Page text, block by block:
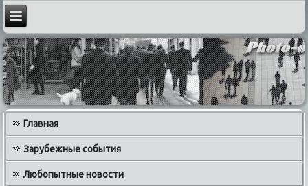
Главная
Зарубежные события
Любопытные новости